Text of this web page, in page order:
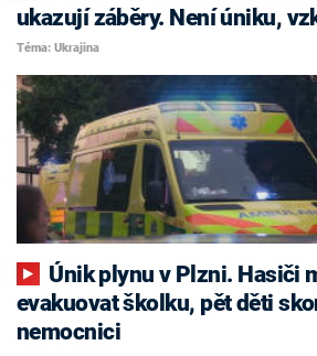
ukazují záběry. Není úniku,
Téma: Ukrajina
evakuovat školku, pět děti
nemocnici